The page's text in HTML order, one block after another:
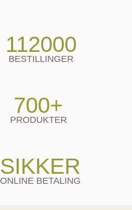
112000
BESTILLINGER
700+
PRODUKTER
SIKKER
ONLINE BETALING